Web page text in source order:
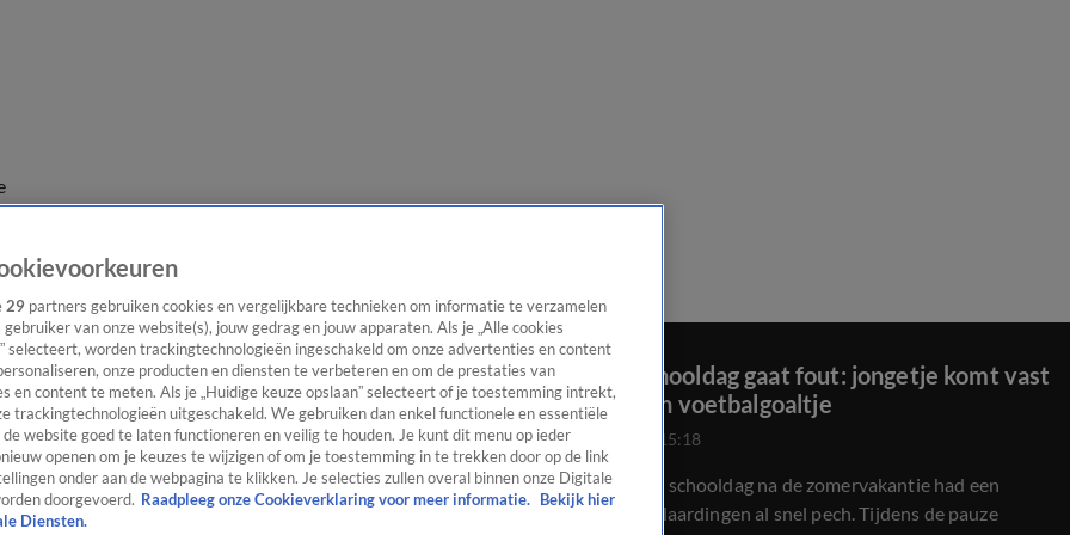
Eerste schooldag gaat fout: jongetje komt vast
te zitten in voetbalgoaltje
26 aug 2024, 15:18
Op de eerste schooldag na de zomervakantie had een
jongetje in Vlaardingen al snel pech. Tijdens de pauze
29 partners gebruiken cookies en vergelijkbare technieken om informatie te verzamelen
gebruiker van onze website(s), jouw gedrag en jouw apparaten. Als je „Alle cookies
selecteert, worden trackingtechnologieën ingeschakeld om onze advertenties en content
onze producten en diensten te verbeteren en om de prestaties van
en content te meten. Als je „Huidige keuze opslaan” selecteert of je toestemming intrekt,
trackingtechnologieën uitgeschakeld. We gebruiken dan enkel functionele en essentiële
de website goed te laten functioneren en veilig te houden. Je kunt dit menu op ieder
openen om je keuzes te wijzigen of om je toestemming in te trekken door op de link
onder aan de webpagina te klikken. Je selecties zullen overal binnen onze Digitale
doorgevoerd. Raadpleeg onze Cookieverklaring voor meer informatie. Bekijk hier
Diensten.